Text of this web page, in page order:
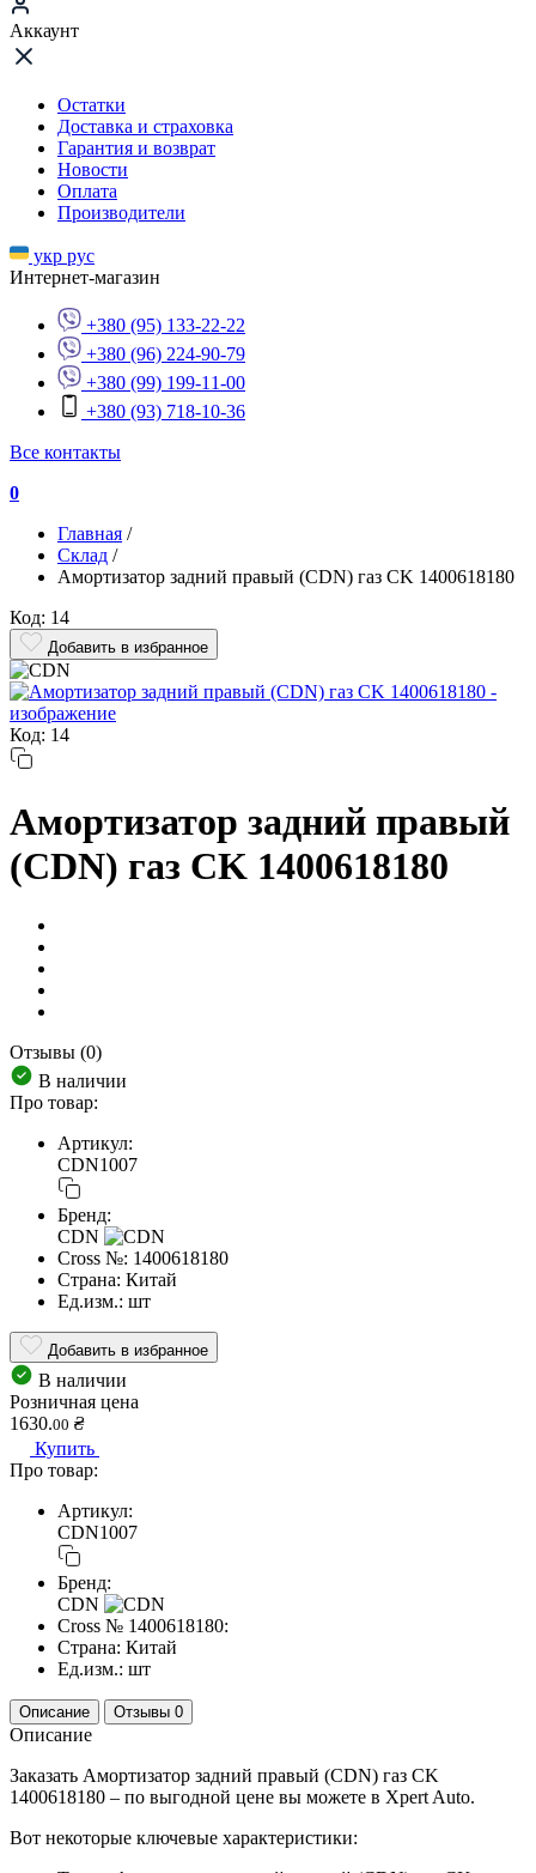
Аккаунт
Остатки
Доставка и страховка
Гарантия и возврат
Новости
Оплата
Производители
укр рус
Интернет-магазин
+380 (95) 133-22-22
+380 (96) 224-90-79
+380 (99) 199-11-00
+380 (93) 718-10-36
Все контакты
0
Главная /
Склад /
Амортизатор задний правый (CDN) газ CK 1400618180
Код: 14
Добавить в избранное
Код: 14
Амортизатор задний правый
(CDN) газ CK 1400618180
Отзывы (0)
В наличии
Про товар:
Артикул:
CDN1007
Бренд:
CDN
Cross №: 1400618180
Страна: Китай
Ед.изм.: шт
Добавить в избранное
В наличии
Розничная цена
1630.00 ₴
Купить
Про товар:
Артикул:
CDN1007
Бренд:
CDN
Cross № 1400618180:
Страна: Китай
Ед.изм.: шт
Описание Отзывы 0
Описание
Заказать Амортизатор задний правый (CDN) газ CK
1400618180 – по выгодной цене вы можете в Xpert Auto.
Вот некоторые ключевые характеристики: